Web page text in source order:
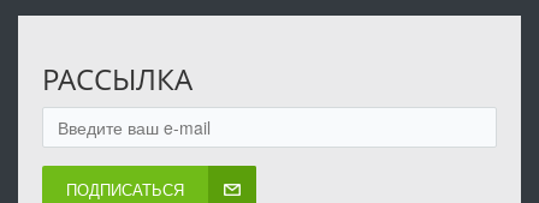
РАССЫЛКА
ПОДПИСАТЬСЯ